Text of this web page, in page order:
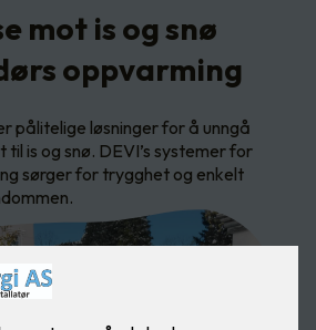
mot is og snø
oppvarming
pålitelige løsninger for å unngå
is og snø. DEVI’s systemer for
sørger for trygghet og enkelt